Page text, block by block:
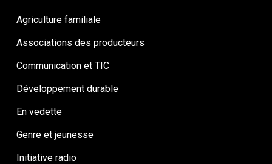
Agriculture familiale
Associations des producteurs
Communication et TIC
Développement durable
En vedette
Genre et jeunesse
Initiative radio